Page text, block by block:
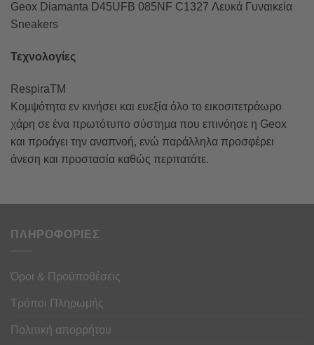
Geox Diamanta D45UFB 085NF C1327 Λευκά Γυναικεία
Sneakers
Τεχνολογίες
RespiraTM
Κομψότητα εν κινήσει και ευεξία όλο το εικοσιτετράωρο
χάρη σε ένα πρωτότυπο σύστημα που επινόησε η Geox
και προάγει την αναπνοή, ενώ παράλληλα προσφέρει
άνεση και προστασία καθώς περπατάτε.
ΠΛΗΡΟΦΟΡΙΕΣ
Όροι & Προϋποθέσεις
Τρόποι Πληρωμής
Πολιτική απορρήτου